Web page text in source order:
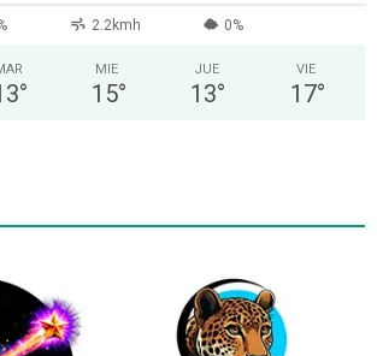
2.2kmh 0%
°
MIE
15°
JUE
13°
VIE
17°